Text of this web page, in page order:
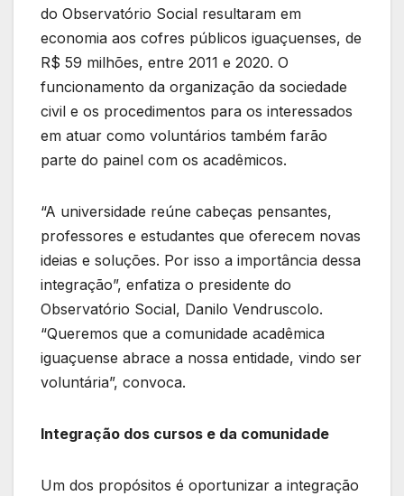
do Observatório Social resultaram em
economia aos cofres públicos iguaçuenses, de
R$ 59 milhões, entre 2011 e 2020. O
funcionamento da organização da sociedade
civil e os procedimentos para os interessados
em atuar como voluntários também farão
parte do painel com os acadêmicos.
“A universidade reúne cabeças pensantes,
professores e estudantes que oferecem novas
ideias e soluções. Por isso a importância dessa
integração”, enfatiza o presidente do
Observatório Social, Danilo Vendruscolo.
“Queremos que a comunidade acadêmica
iguaçuense abrace a nossa entidade, vindo ser
voluntária”, convoca.
Integração dos cursos e da comunidade
Um dos propósitos é oportunizar a integração